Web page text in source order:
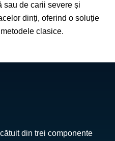
sau de carii severe și
dinți, oferind o soluție
clasice.
din trei componente